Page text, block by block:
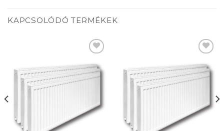
KAPCSOLÓDÓ TERMÉKEK
Add to
Add to